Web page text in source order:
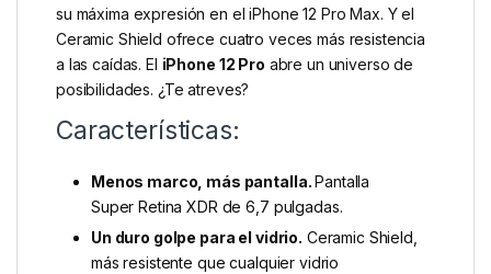
su máxima expresión en el iPhone 12 Pro Max. Y el
Ceramic Shield ofrece cuatro veces más resistencia
a las caídas. El iPhone 12 Pro abre un universo de
posibilidades. ¿Te atreves?
Características:
Menos marco, más pantalla.Pantalla
Super Retina XDR de 6,7 pulgadas.
Un duro golpe para el vidrio. Ceramic Shield,
más resistente que cualquier vidrio